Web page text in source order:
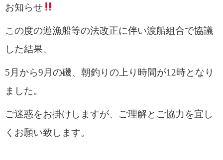
お知らせ
この度の遊漁船等の法改正に伴い渡船組合で協議
した結果、
5月から9月の磯、朝釣りの上り時間が12時となり
ました。
ご迷惑をお掛けしますが、ご理解とご協力を宜し
くお願い致します。